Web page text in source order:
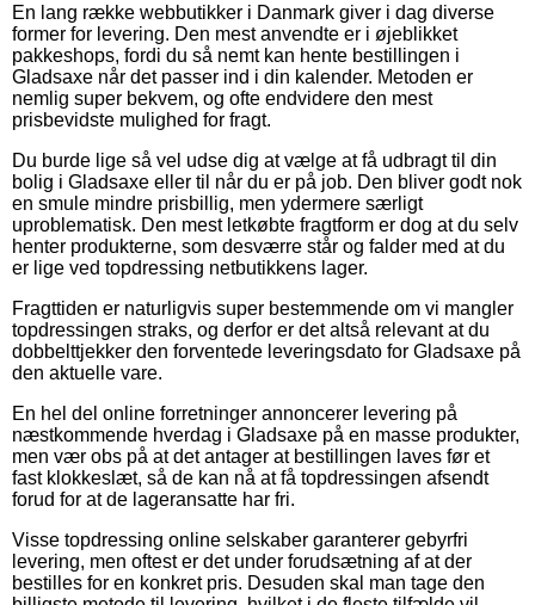
En lang række webbutikker i Danmark giver i dag diverse
former for levering. Den mest anvendte er i øjeblikket
pakkeshops, fordi du så nemt kan hente bestillingen i
Gladsaxe når det passer ind i din kalender. Metoden er
nemlig super bekvem, og ofte endvidere den mest
prisbevidste mulighed for fragt.
Du burde lige så vel udse dig at vælge at få udbragt til din
bolig i Gladsaxe eller til når du er på job. Den bliver godt nok
en smule mindre prisbillig, men ydermere særligt
uproblematisk. Den mest letkøbte fragtform er dog at du selv
henter produkterne, som desværre står og falder med at du
er lige ved topdressing netbutikkens lager.
Fragttiden er naturligvis super bestemmende om vi mangler
topdressingen straks, og derfor er det altså relevant at du
dobbelttjekker den forventede leveringsdato for Gladsaxe på
den aktuelle vare.
En hel del online forretninger annoncerer levering på
næstkommende hverdag i Gladsaxe på en masse produkter,
men vær obs på at det antager at bestillingen laves før et
fast klokkeslæt, så de kan nå at få topdressingen afsendt
forud for at de lageransatte har fri.
Visse topdressing online selskaber garanterer gebyrfri
levering, men oftest er det under forudsætning af at der
bestilles for en konkret pris. Desuden skal man tage den